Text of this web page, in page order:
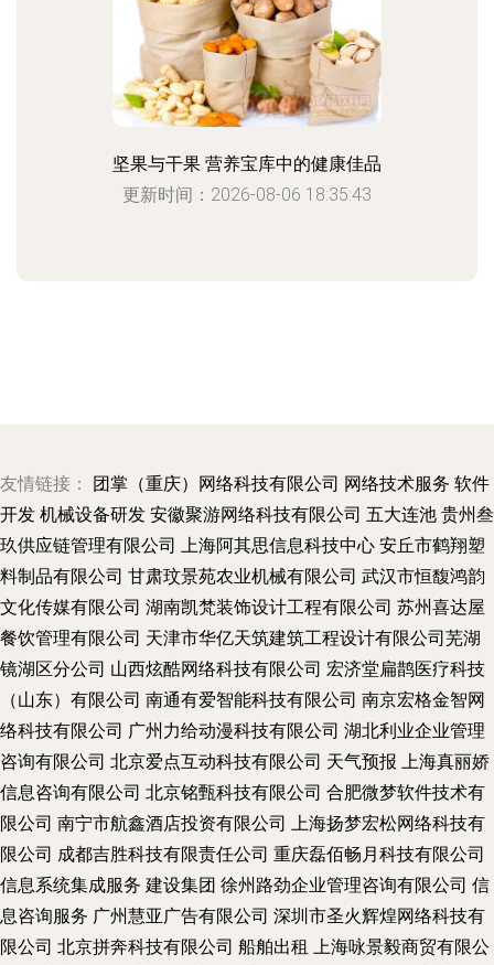
坚果与干果 营养宝库中的健康佳品
更新时间：2026-08-06 18:35:43
友情链接： 团掌（重庆）网络科技有限公司 网络技术服务 软件
开发 机械设备研发 安徽聚游网络科技有限公司 五大连池 贵州叁
玖供应链管理有限公司
上海阿其思信息科技中心 安丘市鹤翔塑
料制品有限公司 甘肃玟景苑农业机械有限公司 武汉市恒馥鸿韵
文化传媒有限公司 湖南凯梵装饰设计工程有限公司 苏州喜达屋
餐饮管理有限公司 天津市华亿天筑建筑工程设计有限公司芜湖
镜湖区分公司 山西炫酷网络科技有限公司 宏济堂扁鹊医疗科技
（山东）有限公司 南通有爱智能科技有限公司 南京宏格金智网
络科技有限公司 广州力给动漫科技有限公司 湖北利业企业管理
咨询有限公司 北京爱点互动科技有限公司 天气预报
上海真丽娇
信息咨询有限公司 北京铭甄科技有限公司 合肥微梦软件技术有
限公司 南宁市航鑫酒店投资有限公司
上海扬梦宏松网络科技有
限公司 成都吉胜科技有限责任公司 重庆磊佰畅月科技有限公司
信息系统集成服务 建设集团 徐州路劲企业管理咨询有限公司 信
息咨询服务 广州慧亚广告有限公司 深圳市圣火辉煌网络科技有
限公司 北京拼奔科技有限公司 船舶出租
上海咏景毅商贸有限公